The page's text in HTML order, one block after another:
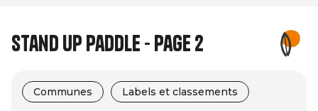
Stand Up Paddle - Page 2
Communes Labels et classements